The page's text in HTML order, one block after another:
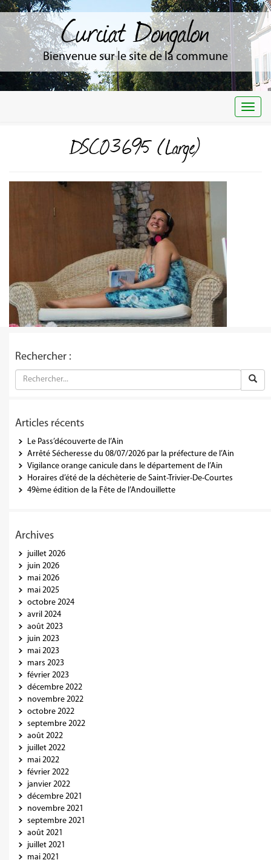
Curciat Dongalon
Bienvenue sur le site de la commune
DSC03695 (Large)
Rechercher :
Articles récents
Le Pass’découverte de l’Ain
Arrêté Sécheresse du 08/07/2026 par la préfecture de l’Ain
Vigilance orange canicule dans le département de l’Ain
Horaires d’été de la déchèterie de Saint-Trivier-De-Courtes
49ème édition de la Fête de l’Andouillette
Archives
juillet 2026
juin 2026
mai 2026
mai 2025
octobre 2024
avril 2024
août 2023
juin 2023
mai 2023
mars 2023
février 2023
décembre 2022
novembre 2022
octobre 2022
septembre 2022
août 2022
juillet 2022
mai 2022
février 2022
janvier 2022
décembre 2021
novembre 2021
septembre 2021
août 2021
juillet 2021
mai 2021